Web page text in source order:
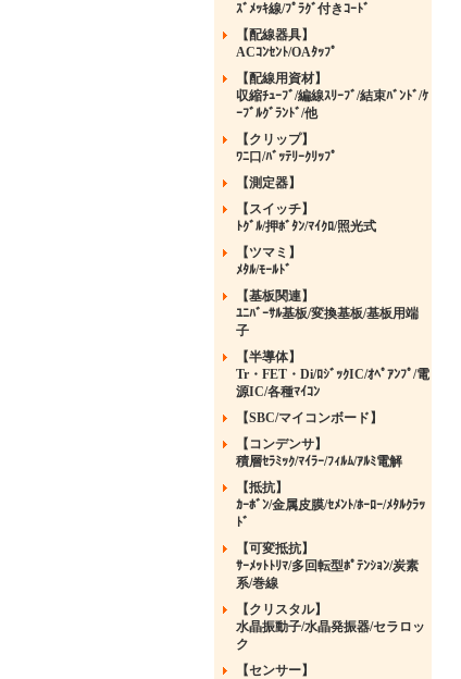
ｽﾞﾒｯｷ線/ﾌﾟﾗｸﾞ付きｺｰﾄﾞ
【配線器具】
ACｺﾝｾﾝﾄ/OAﾀｯﾌﾟ
【配線用資材】
収縮ﾁｭｰﾌﾞ/編線ｽﾘｰﾌﾞ/結束ﾊﾞﾝﾄﾞ/ｹ
ｰﾌﾞﾙｸﾞﾗﾝﾄﾞ/他
【クリップ】
ﾜﾆ口/ﾊﾞｯﾃﾘｰｸﾘｯﾌﾟ
【測定器】
【スイッチ】
ﾄｸﾞﾙ/押ﾎﾞﾀﾝ/ﾏｲｸﾛ/照光式
【ツマミ】
ﾒﾀﾙ/ﾓｰﾙﾄﾞ
【基板関連】
ﾕﾆﾊﾞｰｻﾙ基板/変換基板/基板用端
子
【半導体】
Tr・FET・Di/ﾛｼﾞｯｸIC/ｵﾍﾟｱﾝﾌﾟ/電
源IC/各種ﾏｲｺﾝ
【SBC/マイコンボード】
【コンデンサ】
積層ｾﾗﾐｯｸ/ﾏｲﾗｰ/ﾌｨﾙﾑ/ｱﾙﾐ電解
【抵抗】
ｶｰﾎﾞﾝ/金属皮膜/ｾﾒﾝﾄ/ﾎｰﾛｰ/ﾒﾀﾙｸﾗｯ
ﾄﾞ
【可変抵抗】
ｻｰﾒｯﾄﾄﾘﾏ/多回転型ﾎﾟﾃﾝｼｮﾝ/炭素
系/巻線
【クリスタル】
水晶振動子/水晶発振器/セラロッ
ク
【センサー】